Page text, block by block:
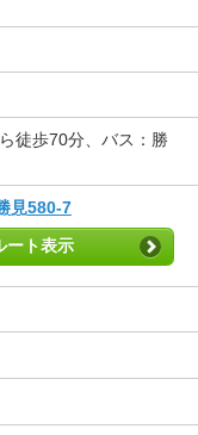
徒歩70分、バス：勝
見580-7
ート表示